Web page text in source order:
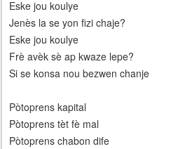
Eske jou koulye
Jenès la se yon fizi chaje?
Eske jou koulye
Frè avèk sè ap kwaze lepe?
Si se konsa nou bezwen chanje
Pòtoprens kapital
Pòtoprens tèt fè mal
Pòtoprens chabon dife